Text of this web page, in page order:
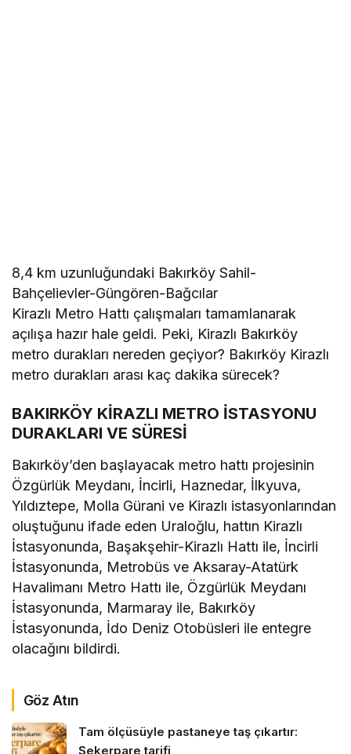
8,4 km uzunluğundaki Bakırköy Sahil-
Bahçelievler-Güngören-Bağcılar
Kirazlı Metro Hattı çalışmaları tamamlanarak
açılışa hazır hale geldi. Peki, Kirazlı Bakırköy
metro durakları nereden geçiyor? Bakırköy Kirazlı
metro durakları arası kaç dakika sürecek?
BAKIRKÖY KİRAZLI METRO İSTASYONU
DURAKLARI VE SÜRESİ
Bakırköy’den başlayacak metro hattı projesinin
Özgürlük Meydanı, İncirli, Haznedar, İlkyuva,
Yıldıztepe, Molla Gürani ve Kirazlı istasyonlarından
oluştuğunu ifade eden Uraloğlu, hattın Kirazlı
İstasyonunda, Başakşehir-Kirazlı Hattı ile, İncirli
İstasyonunda, Metrobüs ve Aksaray-Atatürk
Havalimanı Metro Hattı ile, Özgürlük Meydanı
İstasyonunda, Marmaray ile, Bakırköy
İstasyonunda, İdo Deniz Otobüsleri ile entegre
olacağını bildirdi.
Göz Atın
Tam ölçüsüyle pastaneye taş çıkartır:
Şekerpare tarifi